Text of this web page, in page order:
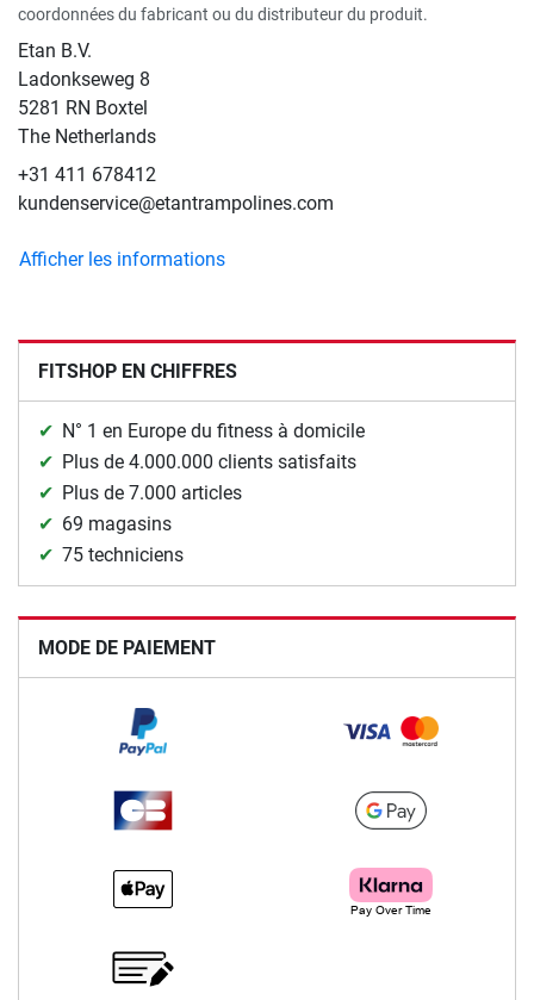
coordonnées du fabricant ou du distributeur du produit.
Etan B.V.
Ladonkseweg 8
5281 RN Boxtel
The Netherlands
+31 411 678412
kundenservice@etantrampolines.com
Afficher les informations
FITSHOP EN CHIFFRES
N° 1 en Europe du fitness à domicile
Plus de 4.000.000 clients satisfaits
Plus de 7.000 articles
69 magasins
75 techniciens
MODE DE PAIEMENT